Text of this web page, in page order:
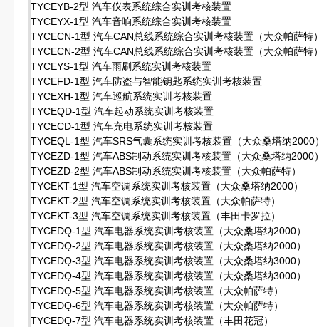
TYCEYB-2型 汽车仪表系统综合实训考核装置
TYCEYX-1型 汽车音响系统综合实训考核装置
TYCECN-1型 汽车CAN总线系统综合实训考核装置（大众帕萨特
TYCECN-2型 汽车CAN总线系统综合实训考核装置（大众帕萨特
TYCEYS-1型 汽车雨刷系统实训考核装置
TYCEFD-1型 汽车防盗与智能钥匙系统实训考核装置
TYCEXH-1型 汽车巡航系统实训考核装置
TYCEQD-1型 汽车起动系统实训考核装置
TYCECD-1型 汽车充电系统实训考核装置
TYCEQL-1型 汽车SRS气囊系统实训考核装置（大众桑塔纳2000
TYCEZD-1型 汽车ABS制动系统实训考核装置（大众桑塔纳2000
TYCEZD-2型 汽车ABS制动系统实训考核装置（大众帕萨特）
TYCEKT-1型 汽车空调系统实训考核装置（大众桑塔纳2000）
TYCEKT-2型 汽车空调系统实训考核装置（大众帕萨特）
TYCEKT-3型 汽车空调系统实训考核装置（丰田卡罗拉）
TYCEDQ-1型 汽车电器系统实训考核装置（大众桑塔纳2000）
TYCEDQ-2型 汽车电器系统实训考核装置（大众桑塔纳2000）
TYCEDQ-3型 汽车电器系统实训考核装置（大众桑塔纳3000）
TYCEDQ-4型 汽车电器系统实训考核装置（大众桑塔纳3000）
TYCEDQ-5型 汽车电器系统实训考核装置（大众帕萨特）
TYCEDQ-6型 汽车电器系统实训考核装置（大众帕萨特）
TYCEDQ-7型 汽车电器系统实训考核装置（丰田花冠）